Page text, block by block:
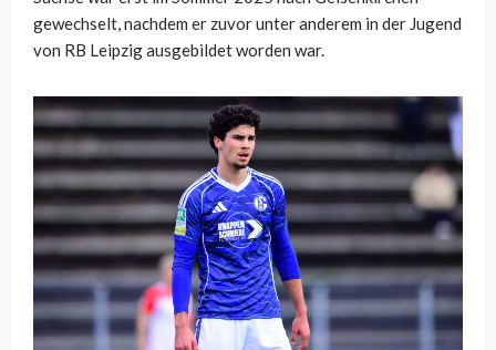
gewechselt, nachdem er zuvor unter anderem in der Jugend
von RB Leipzig ausgebildet worden war.